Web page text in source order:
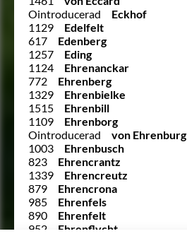
Ointroducerad
Eckhof
1129
Edelfelt
617
Edenberg
1257
Eding
1124
Ehrenanckar
772
Ehrenberg
1329
Ehrenbielke
1515
Ehrenbill
1109
Ehrenborg
Ointroducerad
von Ehrenburg
1003
Ehrenbusch
823
Ehrencrantz
1339
Ehrencreutz
879
Ehrencrona
985
Ehrenfels
890
Ehrenfelt
952
Ehrenflycht